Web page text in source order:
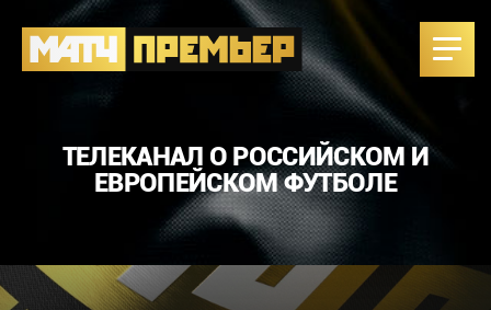
ТЕЛЕКАНАЛ О РОССИЙСКОМ И
ЕВРОПЕЙСКОМ ФУТБОЛЕ